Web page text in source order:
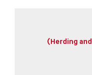
(Herding and